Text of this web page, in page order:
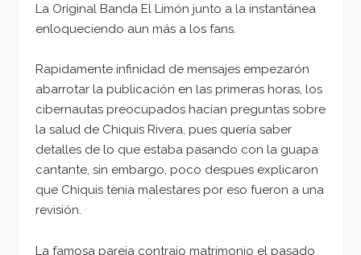
La Original Banda El Limón junto a la instantánea
enloqueciendo aun más a los fans.
Rapidamente infinidad de mensajes empezarón
abarrotar la publicación en las primeras horas, los
cibernautas preocupados hacían preguntas sobre
la salud de Chiquis Rivera, pues quería saber
detalles de lo que estaba pasando con la guapa
cantante, sin embargo, poco despues explicaron
que Chiquis tenia malestares por eso fueron a una
revisión.
La famosa pareja contrajo matrimonio el pasado